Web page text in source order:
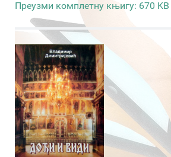
Преузми комплетну књигу: 670